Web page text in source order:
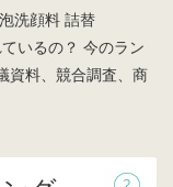
洗顔料 詰替
いるの？ 今のラン
資料、競合調査、商